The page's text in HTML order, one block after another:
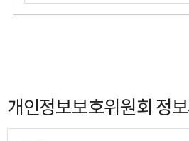
개인정보보호위원회 정